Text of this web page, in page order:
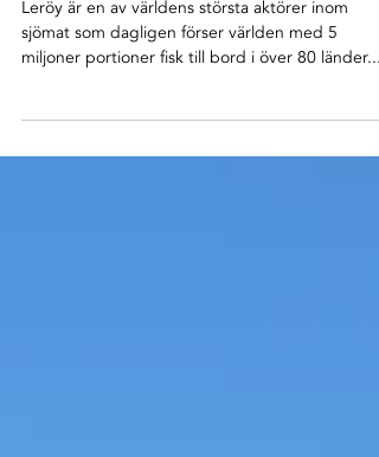
Distributionscenter (kommande)
Leröy är en av världens största aktörer inom
miljoner portioner fisk till bord i över 80 länder....